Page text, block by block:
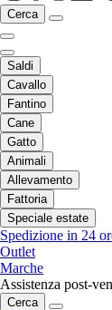
Cerca
Saldi
Cavallo
Fantino
Cane
Gatto
Animali
Allevamento
Fattoria
Speciale estate
Spedizione in 24
Outlet
Marche
Assistenza post-
Cerca